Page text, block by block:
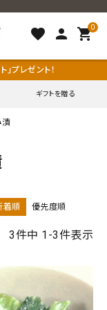
favorite person 0
shopping_cart
プレゼント！
ギフトを贈る
漬
着順 優先度順
3件中 1 -3件表示